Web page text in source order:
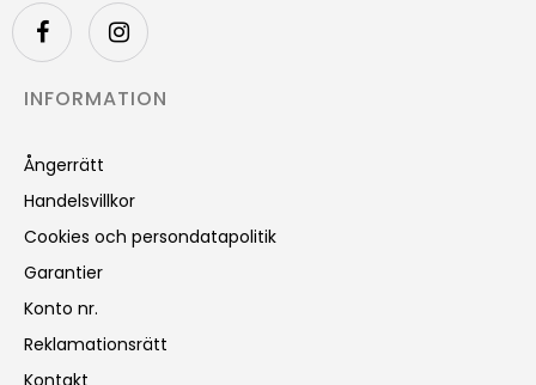
INFORMATION
Ångerrätt
Handelsvillkor
Cookies och persondatapolitik
Garantier
Konto nr.
Reklamationsrätt
Kontakt